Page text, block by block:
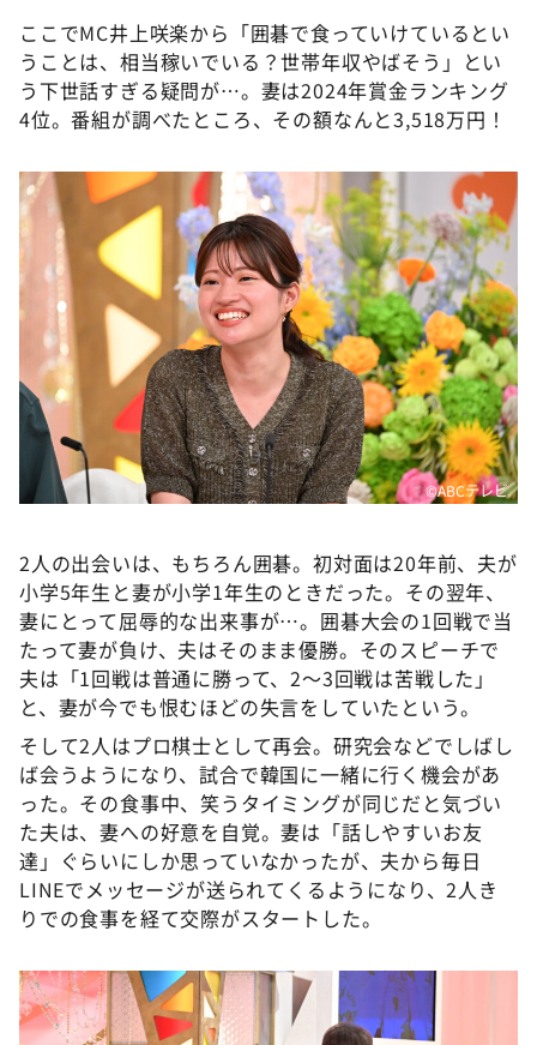
ここでMC井上咲楽から「囲碁で食っていけているとい
うことは、相当稼いでいる？世帯年収やばそう」とい
う下世話すぎる疑問が…。妻は2024年賞金ランキング
4位。番組が調べたところ、その額なんと3,518万円！
©ABCテレビ
2人の出会いは、もちろん囲碁。初対面は20年前、夫が
小学5年生と妻が小学1年生のときだった。その翌年、
妻にとって屈辱的な出来事が…。囲碁大会の1回戦で当
たって妻が負け、夫はそのまま優勝。そのスピーチで
夫は「1回戦は普通に勝って、2～3回戦は苦戦した」
と、妻が今でも恨むほどの失言をしていたという。
そして2人はプロ棋士として再会。研究会などでしばし
ば会うようになり、試合で韓国に一緒に行く機会があ
った。その食事中、笑うタイミングが同じだと気づい
た夫は、妻への好意を自覚。妻は「話しやすいお友
達」ぐらいにしか思っていなかったが、夫から毎日
LINEでメッセージが送られてくるようになり、2人き
りでの食事を経て交際がスタートした。